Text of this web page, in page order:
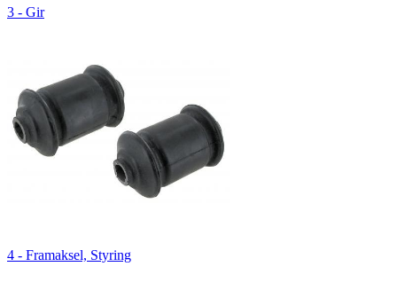
3 - Gir
4 - Framaksel, Styring